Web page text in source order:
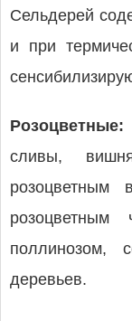
Сельдерей
и при
сливы,
розоцветным
поллинозом,
деревьев.